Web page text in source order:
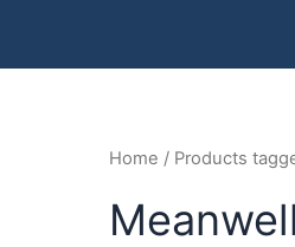
Home / Products